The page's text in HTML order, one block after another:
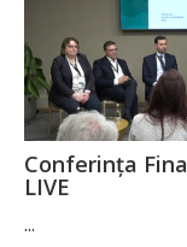
Conferința
LIVE
...